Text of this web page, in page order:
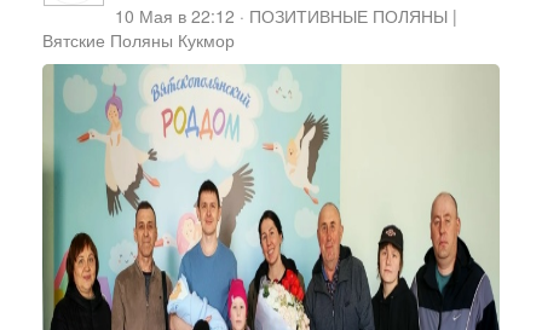
10 Мая в 22:12 · ПОЗИТИВНЫЕ ПОЛЯНЫ |
Вятские Поляны Кукмор